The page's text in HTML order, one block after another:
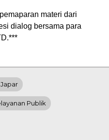
materi dari
dialog bersama para
Publik